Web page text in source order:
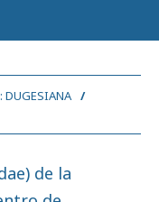
DUGESIANA /
de la